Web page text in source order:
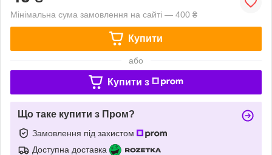
Мінімальна сума замовлення на сайті — 400 ₴
Купити
або
Купити з
Що таке купити з Пром?
Замовлення під захистом
Доступна доставка